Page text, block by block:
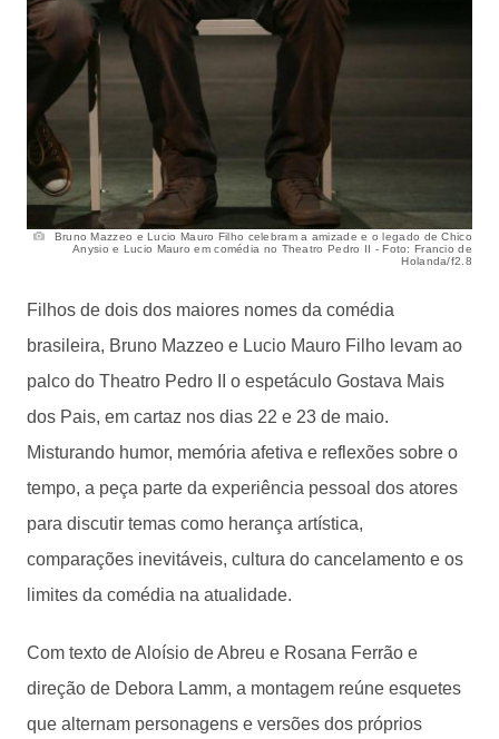
Bruno Mazzeo e Lucio Mauro Filho celebram a amizade e o legado de Chico
Anysio e Lucio Mauro em comédia no Theatro Pedro II - Foto: Francio de
Holanda/f2.8
Filhos de dois dos maiores nomes da comédia
brasileira, Bruno Mazzeo e Lucio Mauro Filho levam ao
palco do Theatro Pedro II o espetáculo Gostava Mais
dos Pais, em cartaz nos dias 22 e 23 de maio.
Misturando humor, memória afetiva e reflexões sobre o
tempo, a peça parte da experiência pessoal dos atores
para discutir temas como herança artística,
comparações inevitáveis, cultura do cancelamento e os
limites da comédia na atualidade.
Com texto de Aloísio de Abreu e Rosana Ferrão e
direção de Debora Lamm, a montagem reúne esquetes
que alternam personagens e versões dos próprios